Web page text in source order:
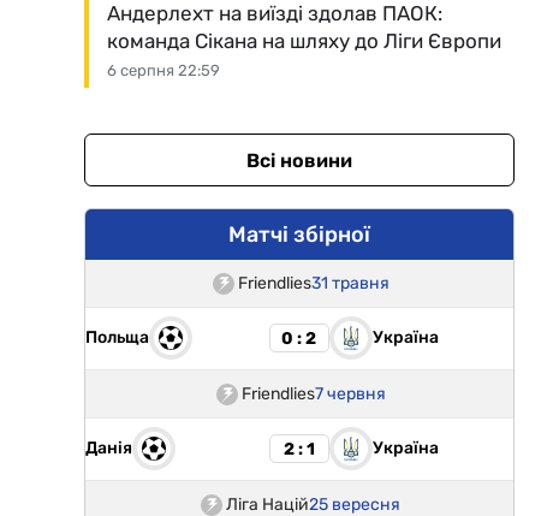
6 серпня 22:59
Андерлехт на виїзді здолав ПАОК:
команда Сікана на шляху до Ліги Європи
Всі новини
Матчі збірної
Friendlies31 травня
Польща 0 : 2 Україна
Friendlies7 червня
Данія 2 : 1 Україна
Ліга Націй25 вересня